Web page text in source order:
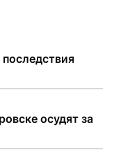
осудят за